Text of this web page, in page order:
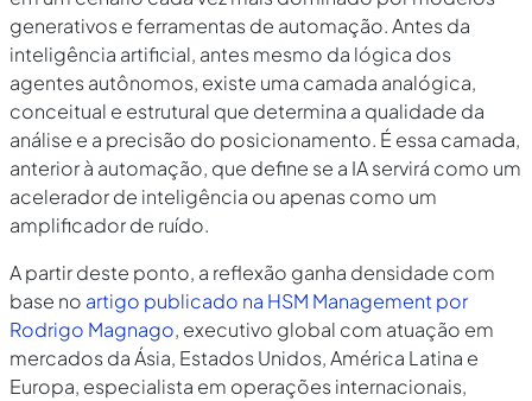
generativos e ferramentas de automação. Antes da
inteligência artificial, antes mesmo da lógica dos
agentes autônomos, existe uma camada analógica,
conceitual e estrutural que determina a qualidade da
análise e a precisão do posicionamento. É essa camada,
anterior à automação, que define se a IA servirá como um
acelerador de inteligência ou apenas como um
amplificador de ruído.
A partir deste ponto, a reflexão ganha densidade com
base no artigo publicado na HSM Management por
Rodrigo Magnago, executivo global com atuação em
mercados da Ásia, Estados Unidos, América Latina e
Europa, especialista em operações internacionais,